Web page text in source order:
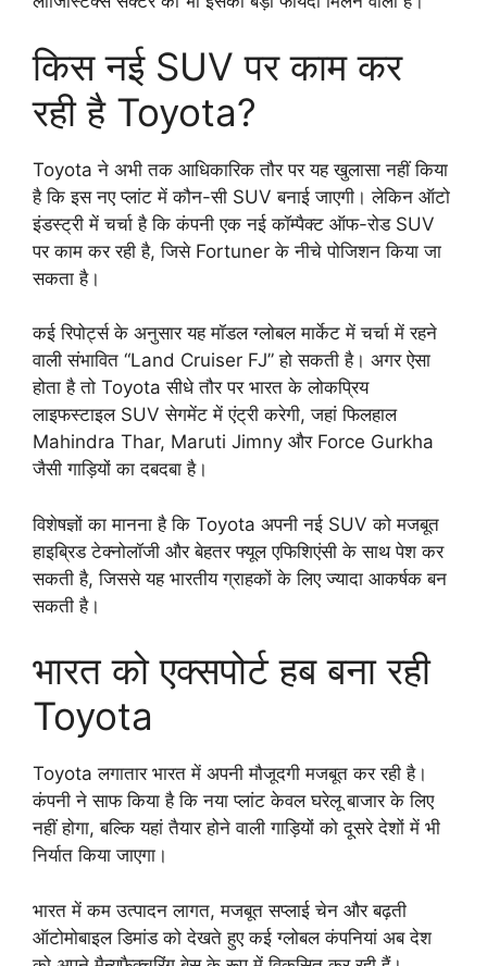
किस नई SUV पर काम कर
रही है Toyota?
Toyota ने अभी तक आधिकारिक तौर पर यह खुलासा नहीं किया
है कि इस नए प्लांट में कौन-सी SUV बनाई जाएगी। लेकिन ऑटो
इंडस्ट्री में चर्चा है कि कंपनी एक नई कॉम्पैक्ट ऑफ-रोड SUV
पर काम कर रही है, जिसे Fortuner के नीचे पोजिशन किया जा
सकता है।
कई रिपोर्ट्स के अनुसार यह मॉडल ग्लोबल मार्केट में चर्चा में रहने
वाली संभावित “Land Cruiser FJ” हो सकती है। अगर ऐसा
होता है तो Toyota सीधे तौर पर भारत के लोकप्रिय
लाइफस्टाइल SUV सेगमेंट में एंट्री करेगी, जहां फिलहाल
Mahindra Thar, Maruti Jimny और Force Gurkha
जैसी गाड़ियों का दबदबा है।
विशेषज्ञों का मानना है कि Toyota अपनी नई SUV को मजबूत
हाइब्रिड टेक्नोलॉजी और बेहतर फ्यूल एफिशिएंसी के साथ पेश कर
सकती है, जिससे यह भारतीय ग्राहकों के लिए ज्यादा आकर्षक बन
सकती है।
भारत को एक्सपोर्ट हब बना रही
Toyota
Toyota लगातार भारत में अपनी मौजूदगी मजबूत कर रही है।
कंपनी ने साफ किया है कि नया प्लांट केवल घरेलू बाजार के लिए
नहीं होगा, बल्कि यहां तैयार होने वाली गाड़ियों को दूसरे देशों में भी
निर्यात किया जाएगा।
भारत में कम उत्पादन लागत, मजबूत सप्लाई चेन और बढ़ती
ऑटोमोबाइल डिमांड को देखते हुए कई ग्लोबल कंपनियां अब देश